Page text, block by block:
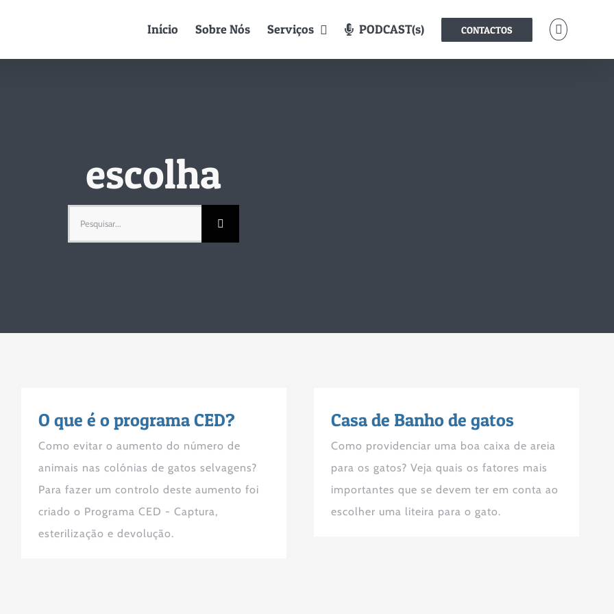
Início Sobre Nós Serviços PODCAST(s) CONTACTOS
escolha
O que é o programa CED?
Como evitar o aumento do número de
animais nas colónias de gatos selvagens?
Para fazer um controlo deste aumento foi
criado o Programa CED - Captura,
esterilização e devolução.
Casa de Banho de gatos
Como providenciar uma boa caixa de areia
para os gatos? Veja quais os fatores mais
importantes que se devem ter em conta ao
escolher uma liteira para o gato.